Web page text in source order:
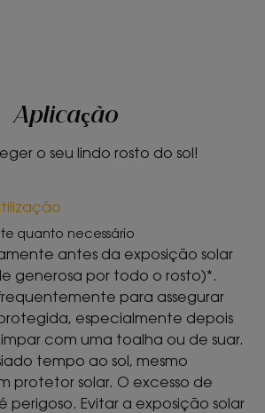
oleosa e não comedogénica com
pele fica radiante – testado em 90 pessoas
Aplicação
o seu lindo rosto do sol!
quanto necessário
antes da exposição solar
generosa por todo o rosto)*.
para assegurar
especialmente depois
com uma toalha ou de suar.
tempo ao sol, mesmo
protetor solar. O excesso de
perigoso. Evitar a exposição solar